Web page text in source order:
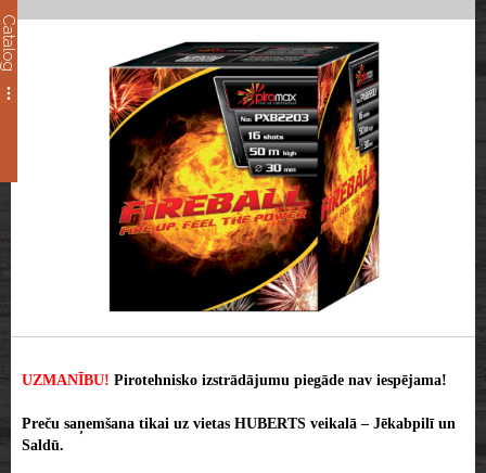
Catalog
UZMANĪBU! Pirotehnisko izstrādājumu piegāde nav iespējama!
Preču saņemšana tikai uz vietas HUBERTS veikalā – Jēkabpilī un
Saldū.